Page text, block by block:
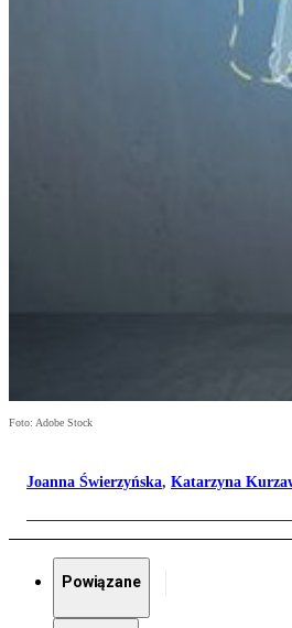
Foto: Adobe Stock
Joanna Świerzyńska, Katarzyna
Powiązane